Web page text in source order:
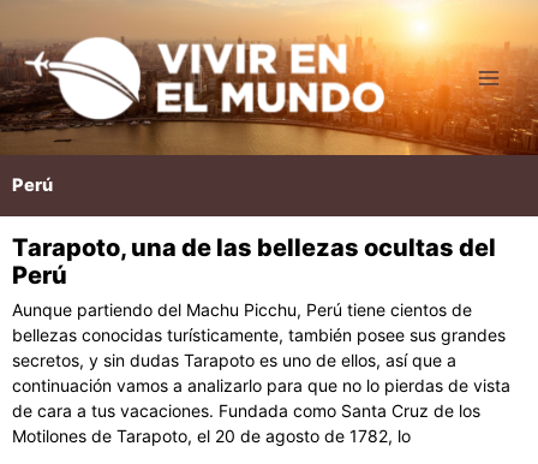
al
contenido
Perú
Tarapoto, una de las bellezas ocultas del
Perú
Aunque partiendo del Machu Picchu, Perú tiene cientos de
bellezas conocidas turísticamente, también posee sus grandes
secretos, y sin dudas Tarapoto es uno de ellos, así que a
continuación vamos a analizarlo para que no lo pierdas de vista
de cara a tus vacaciones. Fundada como Santa Cruz de los
Motilones de Tarapoto, el 20 de agosto de 1782, lo
PáginaPáginaPáginaPáginaPágina